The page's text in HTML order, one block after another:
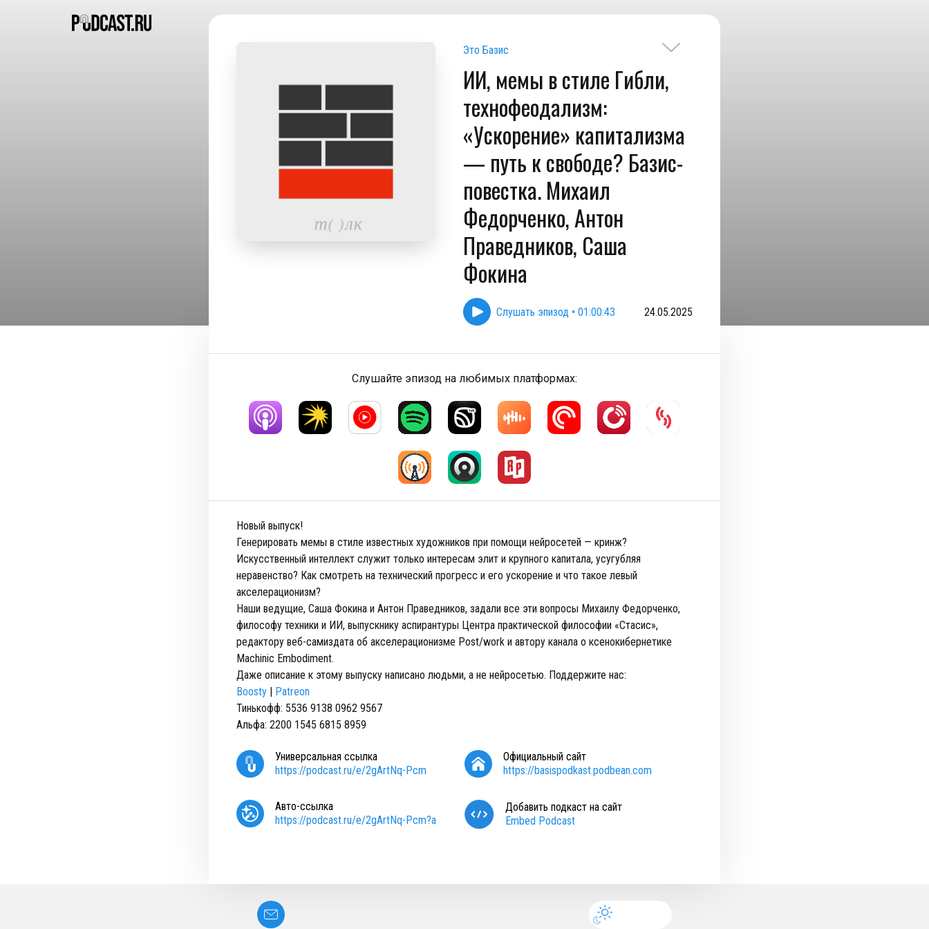
Это Базис
ИИ, мемы в стиле Гибли,
технофеодализм:
«Ускорение» капитализма
— путь к свободе? Базис-
повестка. Михаил
Федорченко, Антон
Праведников, Саша
Фокина
Слушать эпизод • 01:00:43 24.05.2025
Слушайте эпизод на любимых платформах:
Новый выпуск!
Генерировать мемы в стиле известных художников при помощи нейросетей — кринж?
Искусственный интеллект служит только интересам элит и крупного капитала, усугубляя
неравенство? Как смотреть на технический прогресс и его ускорение и что такое левый
акселерационизм?
Наши ведущие, Саша Фокина и Антон Праведников, задали все эти вопросы Михаилу Федорченко,
философу техники и ИИ, выпускнику аспирантуры Центра практической философии «Стасис»,
редактору веб-самиздата об акселерационизме Post/work и автору канала о ксенокибернетике
Machinic Embodiment.
Даже описание к этому выпуску написано людьми, а не нейросетью. Поддержите нас:
Boosty | Patreon
Тинькофф: 5536 9138 0962 9567
Альфа: 2200 1545 6815 8959
Универсальная ссылка
https://podcast.ru/e/2gArtNq-Pcm
Официальный сайт
https://basispodkast.podbean.com
Авто-ссылка
https://podcast.ru/e/2gArtNq-Pcm?a
Добавить подкаст на сайт
Embed Podcast